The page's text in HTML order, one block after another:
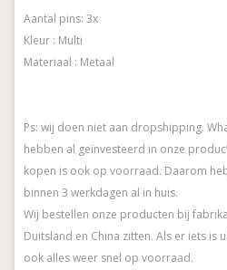
Aantal pins: 3x
Kleur : Multi
Materiaal : Metaal
Ps: wij doen niet aan dropshipping.
hebben al geïnvesteerd in onze
kopen is ook op voorraad. Daarom
binnen 3 werkdagen al in huis.
Wij bestellen onze producten bij
Duitsland en China zitten. Als er iets is
ook alles weer snel op voorraad.